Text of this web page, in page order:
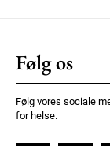
Følg os
Følg vores sociale
for helse.